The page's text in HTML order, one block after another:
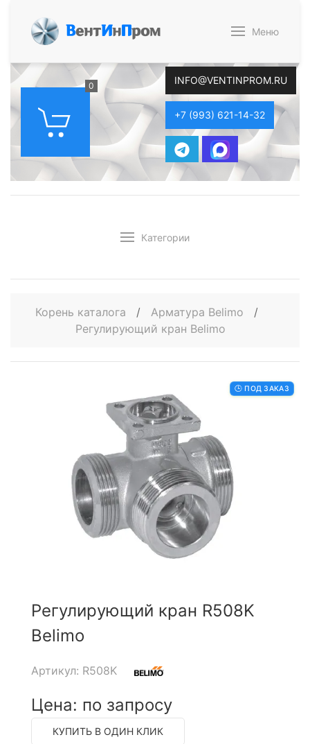
ВентИнПром Меню
0 INFO@VENTINPROM.RU
+7 (993) 621-14-32
Категории
Корень каталога / Арматура Belimo
/
Регулирующий кран Belimo
🕒 ПОД ЗАКАЗ
Регулирующий кран R508K
Belimo
Артикул: R508K
Цена: по запросу
КУПИТЬ В ОДИН КЛИК